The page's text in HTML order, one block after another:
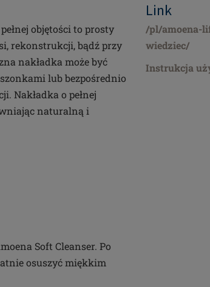
objętości to prosty
rekonstrukcji, bądź przy
nakładka może być
lub bezpośrednio
Nakładka o pełnej
naturalną i
Soft Cleanser. Po
osuszyć miękkim
Link
/pl/amoena-
wiedziec/
Instrukcja